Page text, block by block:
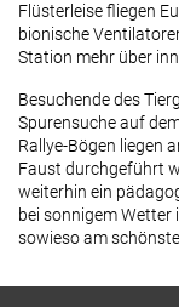
Flüsterleise fliegen
bionische
Station mehr über
Besuchende des
Spurensuche auf
Rallye-Bögen liegen
Faust durchgeführt
weiterhin ein
bei sonnigem
sowieso am